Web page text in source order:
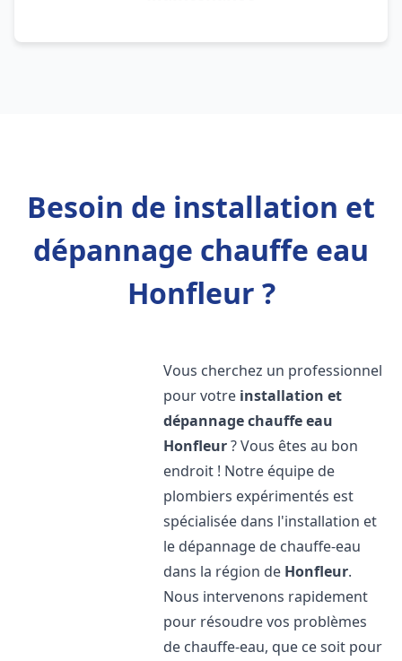
Besoin de installation et
dépannage chauffe eau
Honfleur ?
Vous cherchez un professionnel
pour votre installation et
dépannage chauffe eau
Honfleur? Vous êtes au bon
endroit ! Notre équipe de
plombiers expérimentés est
spécialisée dans l'installation et
le dépannage de chauffe-eau
dans la région de Honfleur.
Nous intervenons rapidement
pour résoudre vos problèmes
de chauffe-eau, que ce soit pour